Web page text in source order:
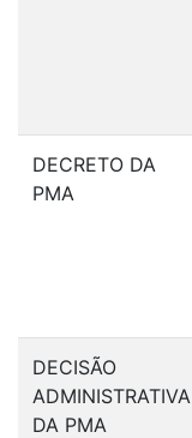
DECRETO DA
PMA
DECISÃO
ADMINISTRATIVA
DA PMA